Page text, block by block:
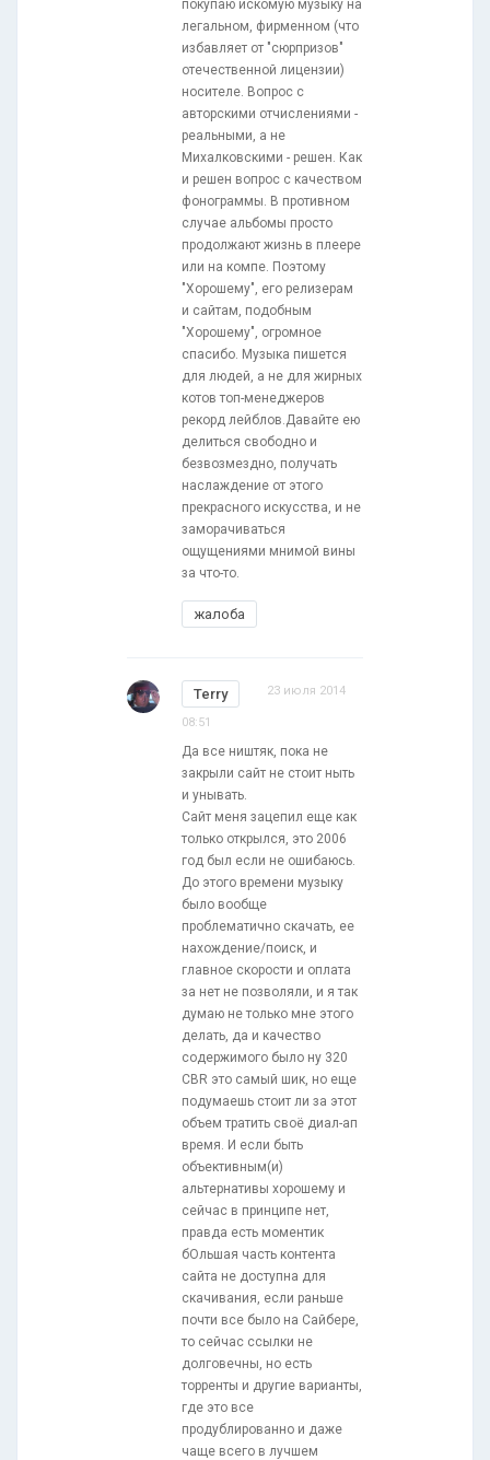
покупаю искомую музыку на
легальном, фирменном (что
избавляет от "сюрпризов"
отечественной лицензии)
носителе. Вопрос с
авторскими отчислениями -
реальными, а не
Михалковскими - решен. Как
и решен вопрос с качеством
фонограммы. В противном
случае альбомы просто
продолжают жизнь в плеере
или на компе. Поэтому
"Хорошему", его релизерам
и сайтам, подобным
"Хорошему", огромное
спасибо. Музыка пишется
для людей, а не для жирных
котов топ-менеджеров
рекорд лейблов.Давайте ею
делиться свободно и
безвозмездно, получать
наслаждение от этого
прекрасного искусства, и не
заморачиваться
ощущениями мнимой вины
за что-то.
жалоба
Terry 23 июля 2014
08:51
Да все ништяк, пока не
закрыли сайт не стоит ныть
и унывать.
Сайт меня зацепил еще как
только открылся, это 2006
год был если не ошибаюсь.
До этого времени музыку
было вообще
проблематично скачать, ее
нахождение/поиск, и
главное скорости и оплата
за нет не позволяли, и я так
думаю не только мне этого
делать, да и качество
содержимого было ну 320
CBR это самый шик, но еще
подумаешь стоит ли за этот
объем тратить своё диал-ап
время. И если быть
объективным(и)
альтернативы хорошему и
сейчас в принципе нет,
правда есть моментик
бОльшая часть контента
сайта не доступна для
скачивания, если раньше
почти все было на Сайбере,
то сейчас ссылки не
долговечны, но есть
торренты и другие варианты,
где это все
продублированно и даже
чаще всего в лучшем